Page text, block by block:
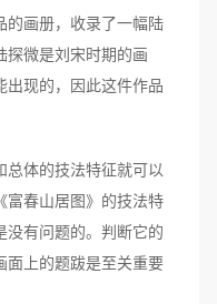
画册，收录了一幅陆
探微是刘宋时期的画
出现的，因此这件作品
体的技法特征就可以
富春山居图》的技法特
没有问题的。判断它的
面上的题跋是至关重要